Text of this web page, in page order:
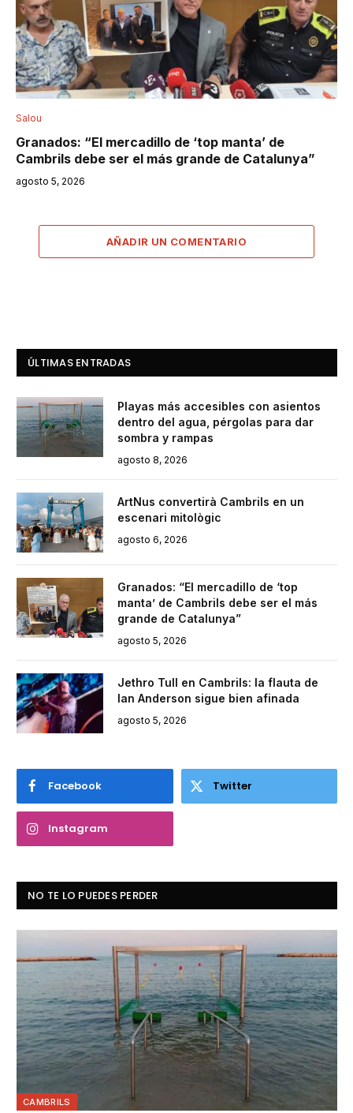
Salou
Granados: “El mercadillo de ‘top manta’ de
Cambrils debe ser el más grande de Catalunya”
agosto 5, 2026
AÑADIR UN COMENTARIO
ÚLTIMAS ENTRADAS
Playas más accesibles con asientos
dentro del agua, pérgolas para dar
sombra y rampas
agosto 8, 2026
ArtNus convertirà Cambrils en un
escenari mitològic
agosto 6, 2026
Granados: “El mercadillo de ‘top
manta’ de Cambrils debe ser el más
grande de Catalunya”
agosto 5, 2026
Jethro Tull en Cambrils: la flauta de
Ian Anderson sigue bien afinada
agosto 5, 2026
Facebook Twitter
Instagram
NO TE LO PUEDES PERDER
CAMBRILS